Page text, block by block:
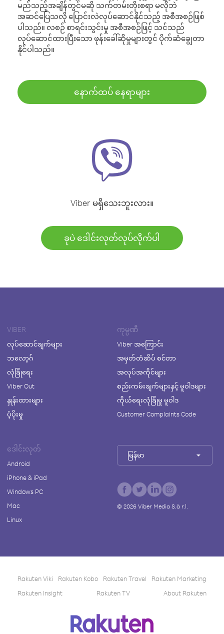
မည်သည့်အချိန်တွင်မဆို သက်တမ်းတိုးစရာ မလိုဘဲ
အဆင်ပြေသလို ပြောင်းလဲလုပ်ဆောင်နိုင်သည့် အစီအစဉ်ဖြစ်
ပါသည်။ လစဉ် စာရင်းသွင်းမှု အစီအစဉ်ဖြင့် သင်သည်
လုပ်ဆောင်ထားပြီးသော ဖုန်းခေါ်ဆိုမှုများတွင် ပိုက်ဆံချွေတာ
နိုင်ပါသည်။
နောက်ထပ် နေရာများ
Viber မရှိသေးဘူးလား။
ခုပဲ ဒေါင်းလုတ်လုပ်လိုက်ပါ
VIBER
လုပ်ဆောင်ချက်များ
ဘလော့ဂ်
လုံခြုံရေး
Viber Out
နှုန်းထားများ
ပံ့ပိုးမှု
ကုမ္ပဏီ
Viber အကြောင်း
အမှတ်တံဆိပ် စင်တာ
အလုပ်အကိုင်များ
စည်းကမ်းချက်များနှင့် မူဝါဒများ
ကိုယ်ရေးလုံခြုံမှု မူဝါဒ
Customer Complaints Code
ဒေါင်းလုတ်
Android
iPhone & iPad
Windows PC
Mac
Linux
မြန်မာ
© 2026Viber Media S.à r.l.
Rakuten Viki Rakuten Kobo Rakuten Travel
Rakuten Marketing
Rakuten Insight
Rakuten TV About Rakuten